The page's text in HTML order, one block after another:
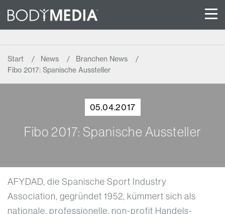
Start News
Branchen News
Fibo 2017: Spanische Aussteller
05.04.2017
Fibo 2017: Spanische Aussteller
AFYDAD, die Spanische Sport Industry
Association, gegründet 1952, kümmert sich als
nationale, professionelle, non-profit Handels-